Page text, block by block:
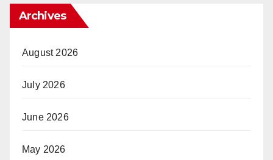
Archives
August 2026
July 2026
June 2026
May 2026